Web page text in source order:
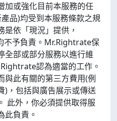
加或強化目前本服務的任
品)均受到本服務條款之規
依「現況」提供，
不予負責。Mr.Rightrate保
全部或部分服務以進行維
認為適當的工作。
與此有關的第三方費用(例
)，包括與廣告展示或傳送
此外，你必須提供取得服
此負責。